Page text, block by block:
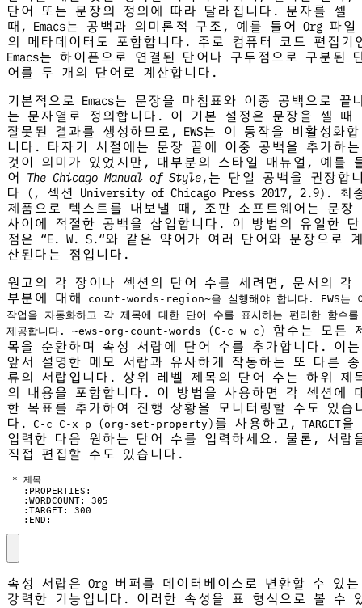
단어 또는 문장의 정의에 따라 달라집니다. 문자를 셀
때, Emacs는 공백과 의미론적 구조, 예를 들어 Org 파일
의 메타데이터도 포함합니다. 주로 컴퓨터 코드 편집기
Emacs는 하이픈으로 연결된 단어나 구두점으로 구분된
어를 두 개의 단어로 계산합니다.
기본적으로 Emacs는 문장을 마침표와 이중 공백으로 끝
는 문자열로 정의합니다. 이 기본 설정은 문장을 셀 때
잘못된 결과를 생성하므로, EWS는 이 동작을 비활성화합
니다. 타자기 시절에는 문장 끝에 이중 공백을 추가하는
것이 의미가 있었지만, 대부분의 스타일 매뉴얼, 예를
어 The Chicago Manual of Style,는 단일 공백을 권장합
다 (, 섹션 University of Chicago Press 2017, 2.9). 최
제품으로 텍스트를 내보낼 때, 조판 소프트웨어는 문장
사이에 적절한 공백을 삽입합니다. 이 방법의 유일한 단
점은 “E. W. S.“와 같은 약어가 여러 단어와 문장으로
산된다는 점입니다.
원고의 각 장이나 섹션의 단어 수를 세려면, 문서의 각
부분에 대해
count-words-region~을 실행해야 합니다. EWS는
작업을 자동화하고 각 제목에 대한 단어 수를 표시하는 편리한 함수를
제공합니다. ~ews-org-count-words
(C-c w c) 함수는 모든
목을 순환하며 속성 서랍에 단어 수를 추가합니다. 이는
앞서 설명한 메모 서랍과 유사하게 작동하는 또 다른 종
류의 서랍입니다. 상위 레벨 제목의 단어 수는 하위 제
의 내용을 포함합니다. 이 방법을 사용하면 각 섹션에
한 목표를 추가하여 진행 상황을 모니터링할 수도 있습
다.
C-c C-x p (org-set-property)를 사용하고, TARGET을
입력한 다음 원하는 단어 수를 입력하세요. 물론, 서랍
직접 편집할 수도 있습니다.
   :END:
속성 서랍은 Org 버퍼를 데이터베이스로 변환할 수 있는
강력한 기능입니다. 이러한 속성을 표 형식으로 볼 수